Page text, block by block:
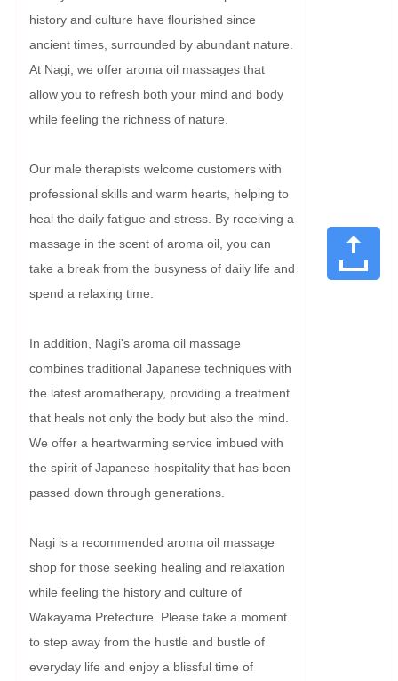
history and culture have flourished since
ancient times, surrounded by abundant nature.
At Nagi, we offer aroma oil massages that
allow you to refresh both your mind and body
while feeling the richness of nature.
Our male therapists welcome customers with
professional skills and warm hearts, helping to
heal the daily fatigue and stress. By receiving a
massage in the scent of aroma oil, you can
take a break from the busyness of daily life and
spend a relaxing time.
In addition, Nagi's aroma oil massage
combines traditional Japanese techniques with
the latest aromatherapy, providing a treatment
that heals not only the body but also the mind.
We offer a heartwarming service imbued with
the spirit of Japanese hospitality that has been
passed down through generations.
Nagi is a recommended aroma oil massage
shop for those seeking healing and relaxation
while feeling the history and culture of
Wakayama Prefecture. Please take a moment
to step away from the hustle and bustle of
everyday life and enjoy a blissful time of